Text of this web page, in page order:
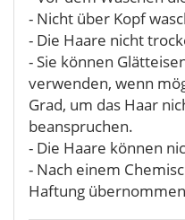
- Nicht über Kopf
- Die Haare nicht
- Sie können
verwenden, wenn
Grad, um das Haar
beanspruchen.
- Die Haare können
- Nach einem
Haftung